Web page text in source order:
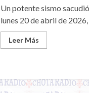
Un potente sismo
lunes 20 de abril de 2026,
Leer Más